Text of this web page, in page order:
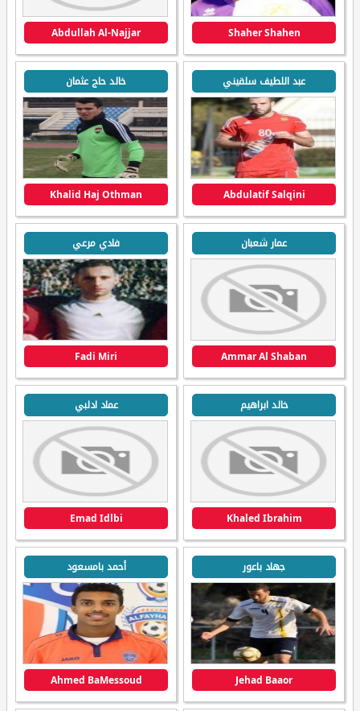
Shaher Shahen
Abdullah Al-Najjar
عبد اللطيف سلقيني
Abdulatif Salqini
خالد حاج عثمان
Khalid Haj Othman
عمار شعبان
Ammar Al Shaban
فادي مرعي
Fadi Miri
خالد ابراهيم
Khaled Ibrahim
عماد ادلبي
Emad Idlbi
جهاد باعور
Jehad Baaor
أحمد بامسعود
Ahmed BaMessoud